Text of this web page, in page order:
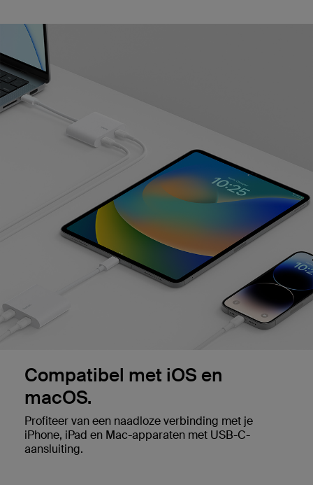
Compatibel met iOS en
macOS.
Profiteer van een naadloze verbinding met je
iPhone, iPad en Mac-apparaten met USB-C-
aansluiting.